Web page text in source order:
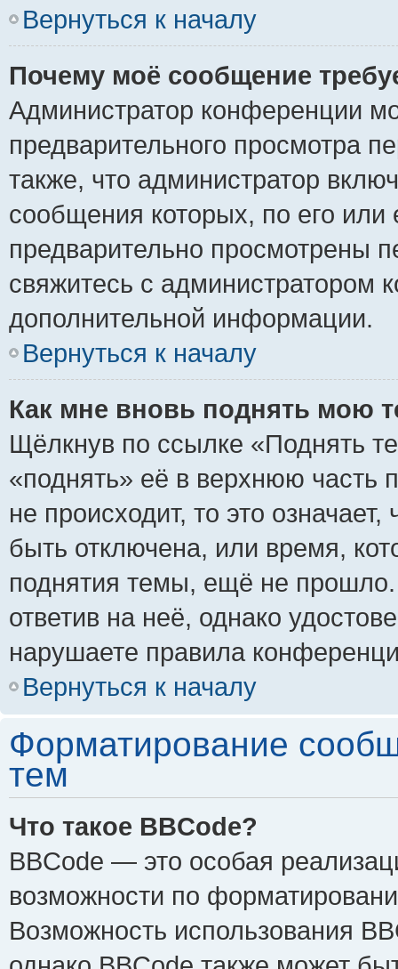
Вернуться к началу
Почему моё сообщение
Администратор конференции
предварительного просмотра
также, что администратор
сообщения которых, по его
предварительно просмотрены
свяжитесь с администратором
дополнительной информации.
Вернуться к началу
Как мне вновь поднять мою
Щёлкнув по ссылке «Поднять
«поднять» её в верхнюю часть
не происходит, то это
быть отключена, или время,
поднятия темы, ещё не
ответив на неё, однако
нарушаете правила
Вернуться к началу
Форматирование
тем
Что такое BBCode?
BBCode — это особая
возможности по
Возможность использования